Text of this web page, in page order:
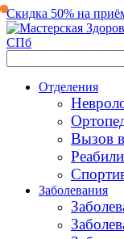
Скидка 50% на
Отделения
Вызов
Заболевания